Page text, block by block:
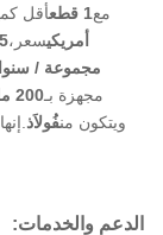
مع1 قطع أقل
أمريكيسعر،
مجموعة /
مجهزة بـ200 ملم
ويتكون منفُولاَذ
الدعم والخدمات: